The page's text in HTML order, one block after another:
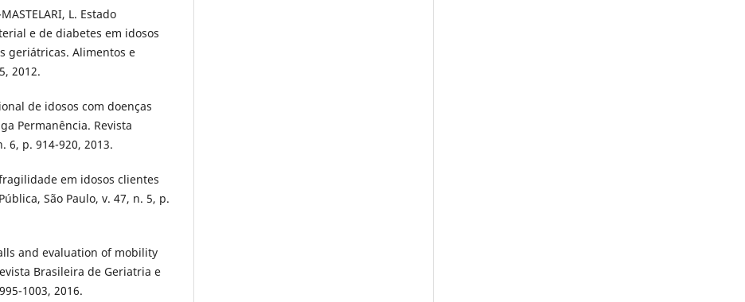
L. Estado
e de diabetes em idosos
geriátricas. Alimentos e
2012.
de idosos com doenças
Permanência. Revista
6, p. 914-920, 2013.
em idosos clientes
São Paulo, v. 47, n. 5, p.
and evaluation of mobility
Brasileira de Geriatria e
1003, 2016.